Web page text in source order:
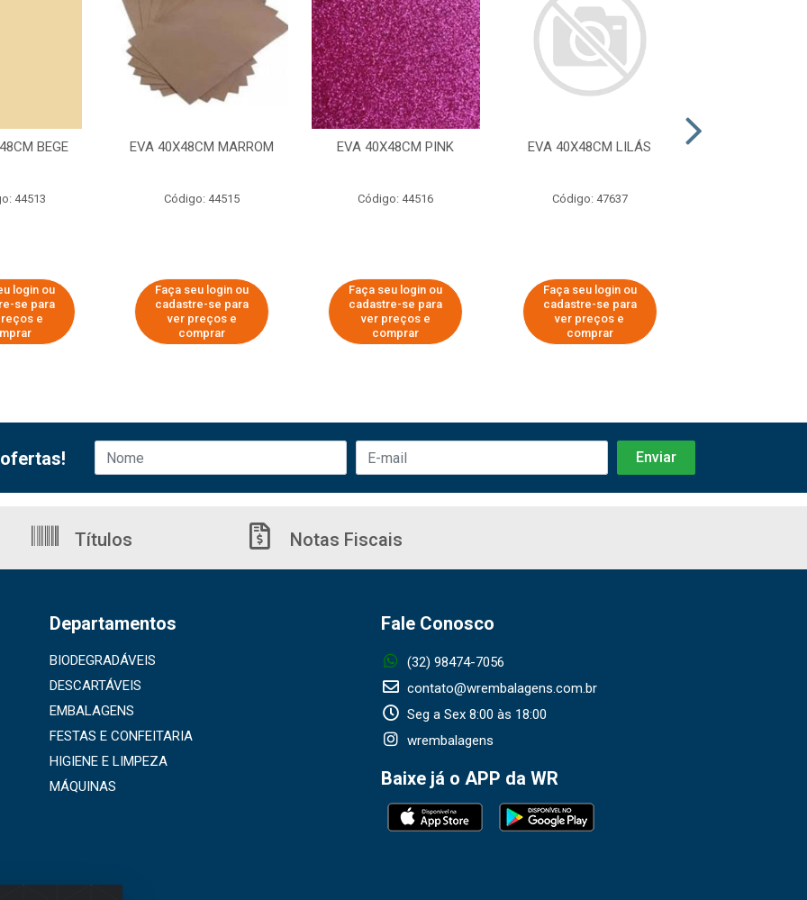
BEGE
44513
login ou
se para
e
EVA 40X48CM MARROM
Código: 44515
Faça seu login ou
cadastre-se para
ver preços e
comprar
EVA 40X48CM PINK
Código: 44516
Faça seu login ou
cadastre-se para
ver preços e
comprar
EVA 40X48CM LILÁS
Código: 47637
Faça seu login ou
cadastre-se para
ver preços e
comprar
Títulos Notas Fiscais
Departamentos
BIODEGRADÁVEIS
DESCARTÁVEIS
EMBALAGENS
FESTAS E CONFEITARIA
HIGIENE E LIMPEZA
MÁQUINAS
Fale Conosco
(32) 98474-7056
contato@wrembalagens.com.br
Seg a Sex 8:00 às 18:00
wrembalagens
Baixe já o APP da WR